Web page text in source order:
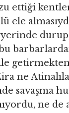
ettiği
ele
yerinde
ne
savaşma
ne de